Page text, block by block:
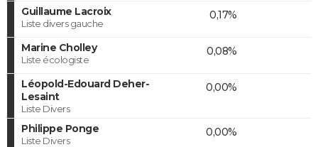
Guillaume Lacroix
Liste divers gauche
0,17%
Marine Cholley
Liste écologiste
0,08%
Léopold-Edouard Deher-
Lesaint
Liste Divers
0,00%
Philippe Ponge
Liste Divers
0,00%